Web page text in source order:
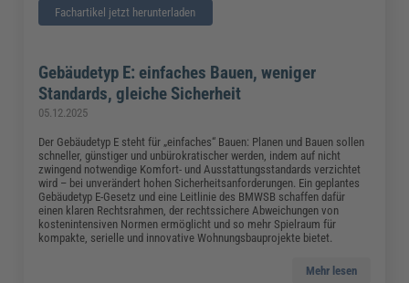
Fachartikel jetzt herunterladen
Gebäudetyp E: einfaches Bauen, weniger
Standards, gleiche Sicherheit
05.12.2025
Der Gebäudetyp E steht für „einfaches“ Bauen: Planen und Bauen sollen
schneller, günstiger und unbürokratischer werden, indem auf nicht
zwingend notwendige Komfort- und Ausstattungsstandards verzichtet
wird – bei unverändert hohen Sicherheitsanforderungen. Ein geplantes
Gebäudetyp E-Gesetz und eine Leitlinie des BMWSB schaffen dafür
einen klaren Rechtsrahmen, der rechtssichere Abweichungen von
kostenintensiven Normen ermöglicht und so mehr Spielraum für
kompakte, serielle und innovative Wohnungsbauprojekte bietet.
Mehr lesen